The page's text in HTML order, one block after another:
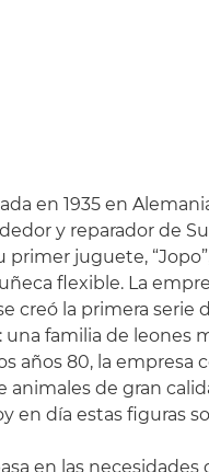
en 1935 en
y reparador de
juguete,
flexible. La
creó la primera serie
familia de leones
años 80, la empresa
animales de gran
en día estas figuras
en las necesidades